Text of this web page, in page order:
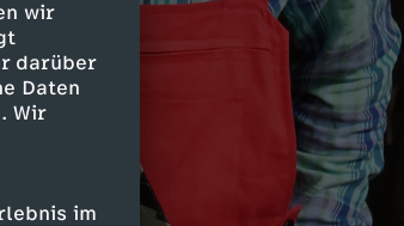
wir
darüber
Daten
Wir
im